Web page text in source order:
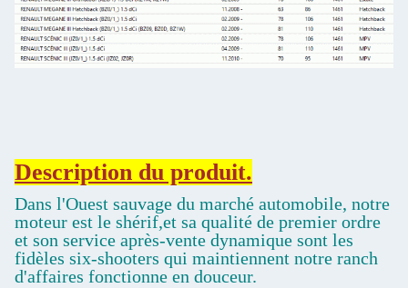
Description du produit.
Dans l'Ouest sauvage du marché automobile, notre
moteur est le shérif,et sa qualité de premier ordre
et son service après-vente dynamique sont les
fidèles six-shooters qui maintiennent notre ranch
d'affaires fonctionne en douceur.